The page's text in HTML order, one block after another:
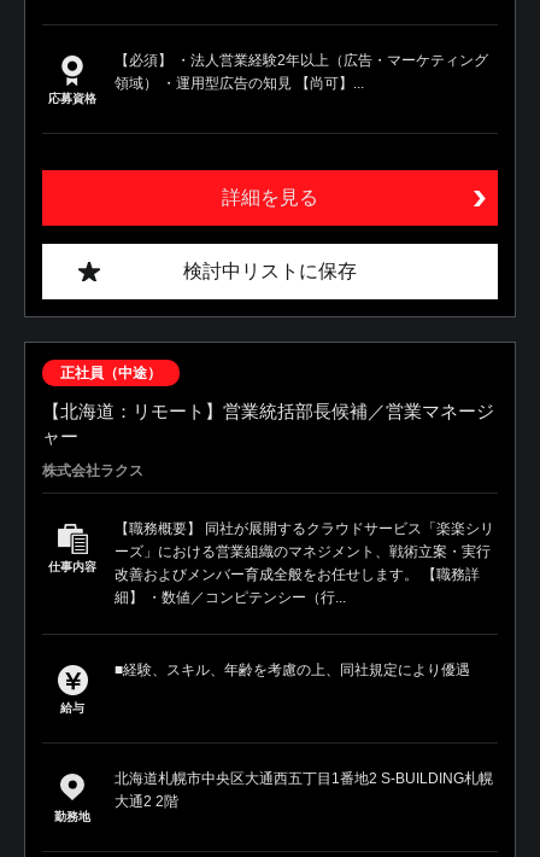
応募資格
【必須】 ・法人営業経験2年以上（広告・マーケティング
領域） ・運用型広告の知見 【尚可】...
詳細を見る
検討中リストに保存
正社員（中途）
【北海道：リモート】営業統括部長候補／営業マネージ
ャー
株式会社ラクス
仕事内容
【職務概要】 同社が展開するクラウドサービス「楽楽シリ
ーズ」における営業組織のマネジメント、戦術立案・実行
改善およびメンバー育成全般をお任せします。 【職務詳
細】 ・数値／コンピテンシー（行...
給与
■経験、スキル、年齢を考慮の上、同社規定により優遇
勤務地
北海道札幌市中央区大通西五丁目1番地2 S-BUILDING札幌
大通2 2階